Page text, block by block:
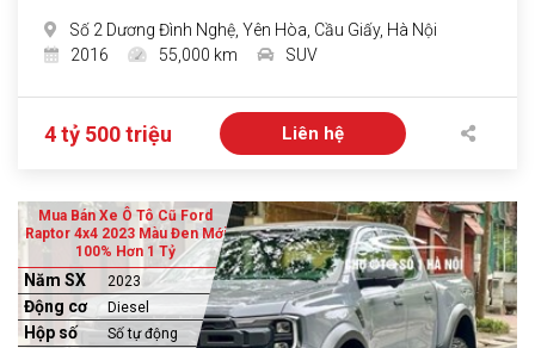
Số 2 Dương Đình Nghệ, Yên Hòa, Cầu Giấy, Hà Nội
2016
55,000 km SUV
4 tỷ 500 triệu Liên hệ
Mua Bán Xe Ô Tô Cũ Ford
Raptor 4x4 2023 Màu Đen Mới
100% Hơn 1 Tỷ
Năm SX 2023
Động cơ Diesel
Hộp số Số tự động